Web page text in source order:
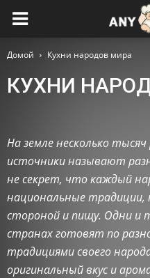
Домой Кухни народов мира
КУХНИ
Кухни
Меню на
Новогоднее меню
Пасхальное
Постное меню
Правильное
Продукты и ингредиенты
Рецепты красоты и здоровья
Хозяйке на заметку
На земле несколько
источники называют
не секрет, что каждый
национальные
стороной и пищу. Одни и
странах готовят по
традициями своего
оригинальный вкус и